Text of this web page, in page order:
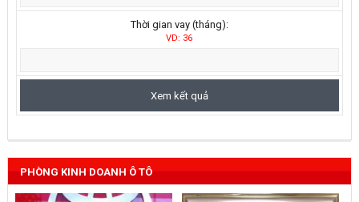
Thời gian vay (tháng):
VD: 36
PHÒNG KINH DOANH Ô TÔ